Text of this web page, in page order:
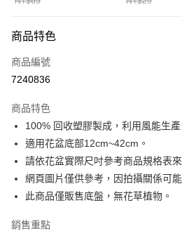
２．便利：只要手機號碼，簡訊認證，即可
【「AFTEE先享後付」結帳流程】
２．訂單成立數日內，您將收到繳費通知簡訊
３．收到繳費通知簡訊後14天內，點擊此簡
ATM／網路銀行／等多元方式進行付款，方
※ 請注意：結帳手續完成當下不需立刻繳費
購買商品的店家。未經商家同意取消之訂單
後付繳納相關費用。
※ 交易是否成功請以「AFTEE先享後付 」
是否繳費成功／繳費後需取消欲退款等相關
運送方式
單筆滿$1200免運
每筆NT$120，滿NT$1,200(含以上)免
每筆NT$250，滿NT$2,000(含以上)免
商品特色
商品編號
7240836
商品特色
100% 回收塑膠製成，利用風能生產
適用花盆底部12cm~42cm。
請依花盆實際尺吋參考商品規格表來
網頁圖片僅供參考，因拍攝關係可
此商品僅販售底盤，無花草植物。
銷售重點